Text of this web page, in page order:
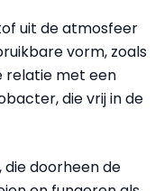
uit de atmosfeer
vorm, zoals
relatie met een
die vrij in de
die doorheen de